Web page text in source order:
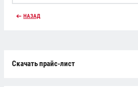
Скачать прайс-лист
НАЗАД